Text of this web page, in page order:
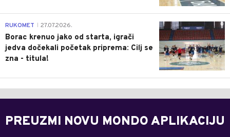
0
RUKOMET 27.07.2026.
Borac krenuo jako od starta, igrači
jedva dočekali početak priprema: Cilj se
zna - titula!
PREUZMI NOVU MONDO APLIKACIJU